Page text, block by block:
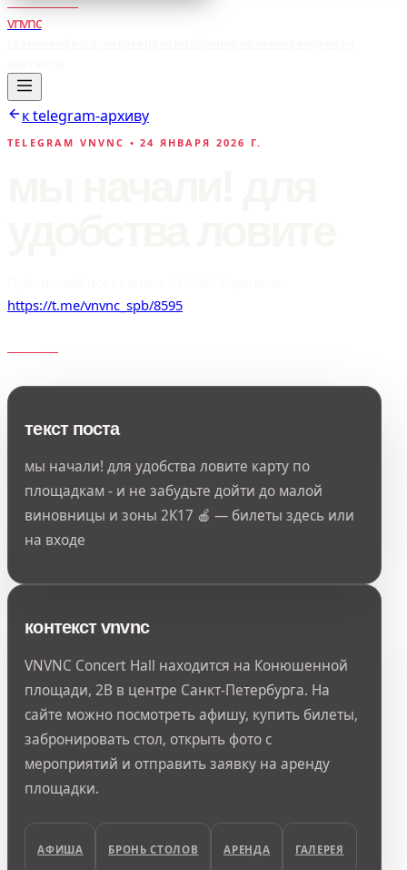
vnvnc
к telegram-архиву
TELEGRAM VNVNC • 24 ЯНВАРЯ 2026 Г.
https://t.me/vnvnc_spb/8595
текст поста
мы начали! для удобства ловите карту по
площадкам - и не забудьте дойти до малой
виновницы и зоны 2К17 🍎 — билеты здесь или
на входе
контекст vnvnc
VNVNC Concert Hall находится на Конюшенной
площади, 2В в центре Санкт-Петербурга. На
сайте можно посмотреть афишу, купить билеты,
забронировать стол, открыть фото с
мероприятий и отправить заявку на аренду
площадки.
АФИША БРОНЬ СТОЛОВ АРЕНДА ГАЛЕРЕЯ